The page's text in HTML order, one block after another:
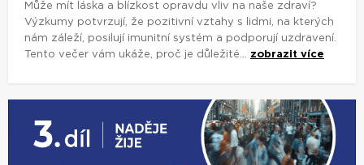
Může mít láska a blízkost opravdu vliv na naše zdraví?
Výzkumy potvrzují, že pozitivní vztahy s lidmi, na kterých
nám záleží, posilují imunitní systém a podporují uzdravení.
Tento večer vám ukáže, proč je důležité... zobrazit více